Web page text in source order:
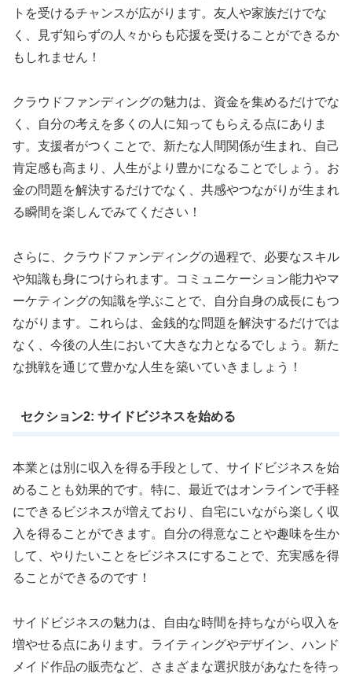
トを受けるチャンスが広がります。友人や家族だけでな
く、見ず知らずの人々からも応援を受けることができるか
もしれません！
クラウドファンディングの魅力は、資金を集めるだけでな
く、自分の考えを多くの人に知ってもらえる点にありま
す。支援者がつくことで、新たな人間関係が生まれ、自己
肯定感も高まり、人生がより豊かになることでしょう。お
金の問題を解決するだけでなく、共感やつながりが生まれ
る瞬間を楽しんでみてください！
さらに、クラウドファンディングの過程で、必要なスキル
や知識も身につけられます。コミュニケーション能力やマ
ーケティングの知識を学ぶことで、自分自身の成長にもつ
ながります。これらは、金銭的な問題を解決するだけでは
なく、今後の人生において大きな力となるでしょう。新た
な挑戦を通じて豊かな人生を築いていきましょう！
セクション2: サイドビジネスを始める
本業とは別に収入を得る手段として、サイドビジネスを始
めることも効果的です。特に、最近ではオンラインで手軽
にできるビジネスが増えており、自宅にいながら楽しく収
入を得ることができます。自分の得意なことや趣味を生か
して、やりたいことをビジネスにすることで、充実感を得
ることができるのです！
サイドビジネスの魅力は、自由な時間を持ちながら収入を
増やせる点にあります。ライティングやデザイン、ハンド
メイド作品の販売など、さまざまな選択肢があなたを待っ